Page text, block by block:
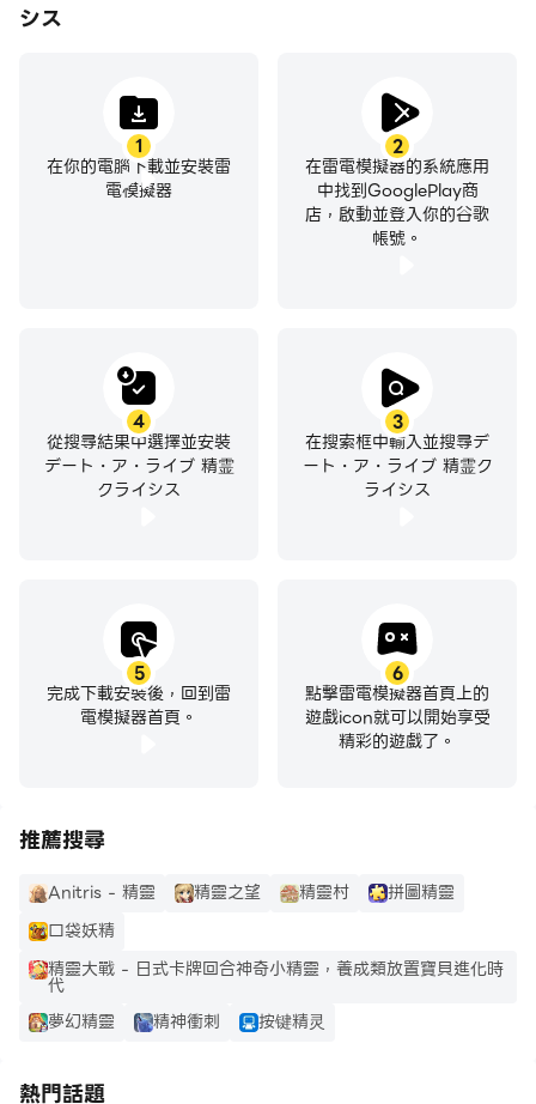
シス
1
在你的電腦下載並安裝雷
電模擬器
2
在雷電模擬器的系統應用
中找到GooglePlay商
店，啟動並登入你的谷歌
帳號。
3
在搜索框中輸入並搜尋デ
ート・ア・ライブ 精霊ク
ライシス
4
從搜尋結果中選擇並安裝
デート・ア・ライブ 精霊
クライシス
5
完成下載安裝後，回到雷
電模擬器首頁。
6
點擊雷電模擬器首頁上的
遊戲icon就可以開始享受
精彩的遊戲了。
推薦搜尋
Anitris - 精靈 精靈之望 精靈村
拼圖精靈
口袋妖精
精靈大戰 - 日式卡牌回合神奇小精靈，養成類放置寶貝進化時
代
夢幻精靈
精神衝刺 按键精灵
熱門話題